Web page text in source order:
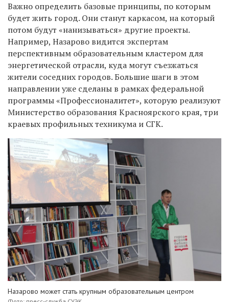
Важно определить базовые принципы, по которым
будет жить город. Они станут каркасом, на который
потом будут «нанизываться» другие проекты.
Например, Назарово видится экспертам
перспективным образовательным кластером для
энергетической отрасли, куда могут съезжаться
жители соседних городов. Большие шаги в этом
направлении уже сделаны в рамках федеральной
программы «Профессионалитет», которую реализуют
Министерство образования Красноярского края, три
краевых профильных техникума и СГК.
Назарово может стать крупным образовательным центром